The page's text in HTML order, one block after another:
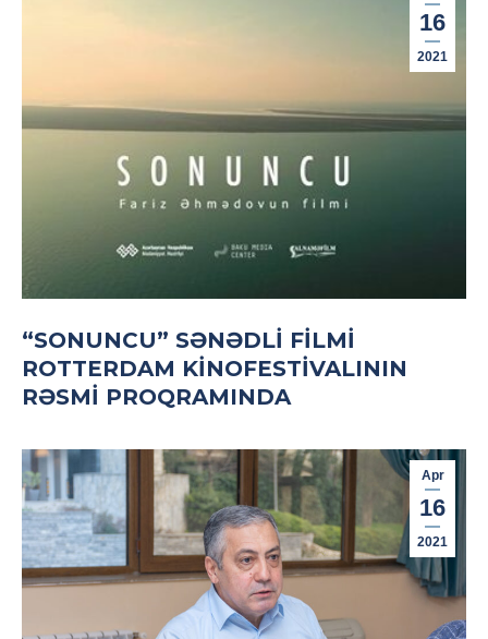
16
2021
“SONUNCU” SƏNƏDLI FILMI
ROTTERDAM KINOFESTIVALININ
RƏSMI PROQRAMINDA
Apr
16
2021